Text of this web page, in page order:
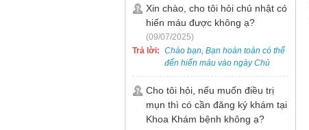
Tại Bệnh viện, chúng tôi đã tiếp
nhận và hỗ trợ nhiều thai phụ có
nhu cầu tương tự.
Xin chào, cho tôi hỏi chủ nhật có
hiến máu được không ạ?
(09/07/2025)
Trả lời: Chào bạn, Bạn hoàn toàn có thể
đến hiến máu vào ngày Chủ
Nhật.
Cho tôi hỏi, nếu muốn điều trị
mụn thì có cần đăng ký khám tại
Khoa Khám bệnh không ạ?